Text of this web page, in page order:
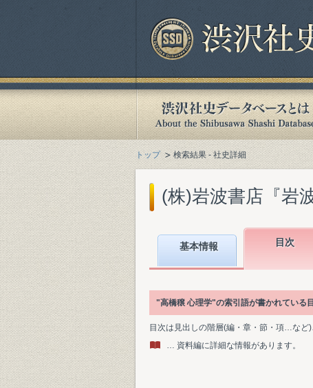
トップ 検索結果 - 社史詳細
(株)岩波書店『岩
基本情報 目次
"高橋穣 心理学"の索引語が書かれている
目次は見出しの階層(編・章・節・項…など)
… 資料編に詳細な情報があります。